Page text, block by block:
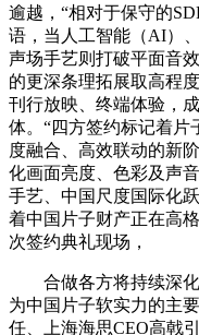
逾越，“相对于保守的
语，当人工智能（AI）
声场手艺则打破平面音
的更深条理拓展取高程
刊行放映、终端体验，
体。“四方签约标记着片
度融合、高效联动的新
化画面亮度、色彩及声
手艺、中国尺度国际化
着中国片子财产正在高
次签约典礼现场，
合做各方将持续深化
为中国片子软实力的主
任、上海海思CEO高戟